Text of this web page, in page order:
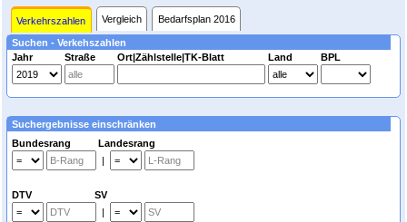
Verkehrszahlen Vergleich Bedarfsplan 2016
Suchen - Verkehszahlen
Jahr
Straße Ort|Zählstelle|TK-Blatt Land BPL
Suchergebnisse einschränken
Bundesrang Landesrang
|
DTV SV
|